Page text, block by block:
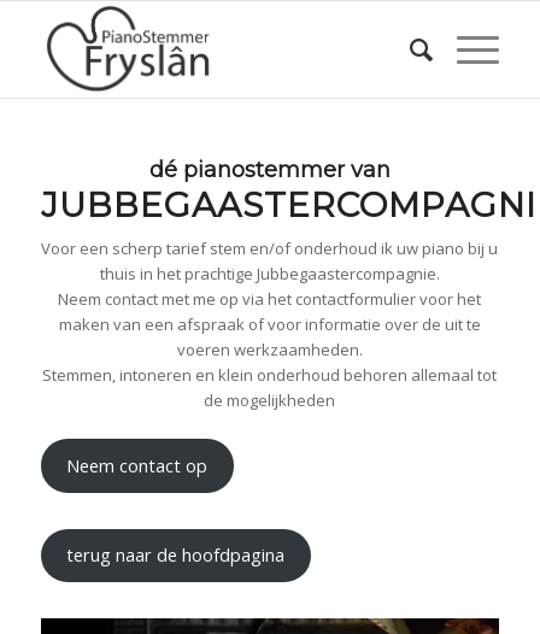
dé pianostemmer van
Voor een scherp tarief stem en/of onderhoud ik uw piano bij u
thuis in het prachtige Jubbegaastercompagnie.
Neem contact met me op via het contactformulier voor het
maken van een afspraak of voor informatie over de uit te
voeren werkzaamheden.
Stemmen, intoneren en klein onderhoud behoren allemaal tot
de mogelijkheden
Neem contact op
terug naar de hoofdpagina